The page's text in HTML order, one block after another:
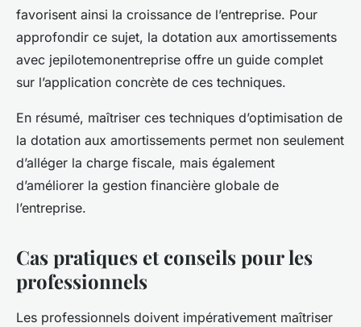
favorisent ainsi la croissance de l’entreprise. Pour
approfondir ce sujet, la dotation aux amortissements
avec jepilotemonentreprise offre un guide complet
sur l’application concrète de ces techniques.
En résumé, maîtriser ces techniques d’optimisation de
la dotation aux amortissements permet non seulement
d’alléger la charge fiscale, mais également
d’améliorer la gestion financière globale de
l’entreprise.
Cas pratiques et conseils pour les
professionnels
Les professionnels doivent impérativement maîtriser